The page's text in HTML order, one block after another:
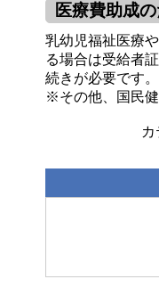
医療費助成
乳幼児福祉医療
る場合は受給者
続きが必要です。
※その他、国民